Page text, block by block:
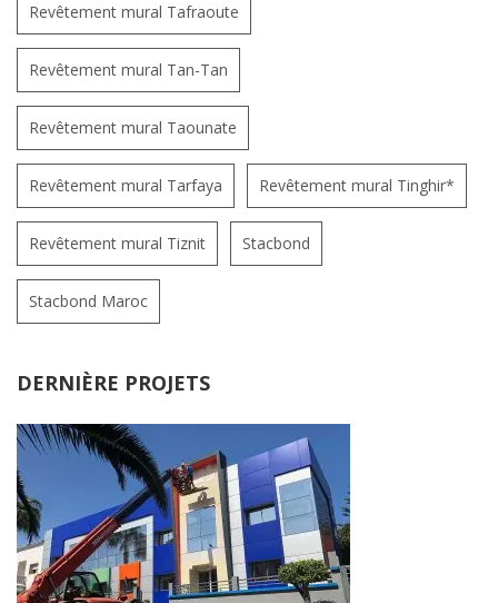
Revêtement mural Tafraoute
Revêtement mural Tan-Tan
Revêtement mural Taounate
Revêtement mural Tarfaya Revêtement mural Tinghir*
Revêtement mural Tiznit Stacbond
Stacbond Maroc
DERNIÈRE PROJETS